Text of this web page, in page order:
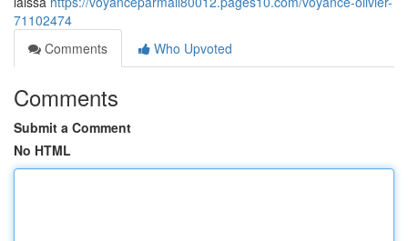
71102474
Comments
Who Upvoted
Comments
Submit a Comment
No HTML